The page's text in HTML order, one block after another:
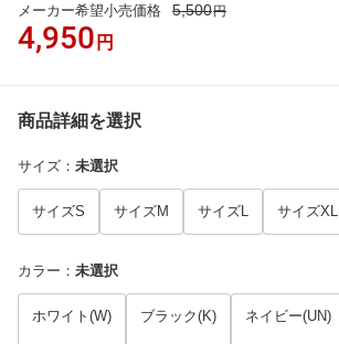
メーカー希望小売価格 5,500円
4,950 円
商品詳細を選択
サイズ ： 未選択
サイズS サイズM サイズL サイズXL
カラー ： 未選択
ホワイト(W) ブラック(K) ネイビー(UN)